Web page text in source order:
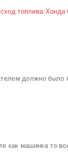
топлива
должно
как машинка то